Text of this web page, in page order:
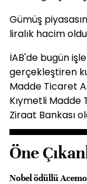
Gümüş
liralık hacim
İAB'de bugün
gerçekleştiren
Madde Ticaret
Kıymetli Madde
Ziraat Bankası
Öne
Nobel ödüllü